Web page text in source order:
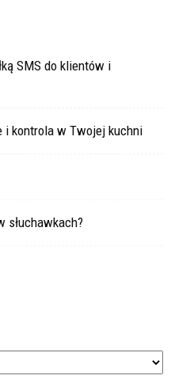
SMS do klientów i
i kontrola w Twojej kuchni
słuchawkach?